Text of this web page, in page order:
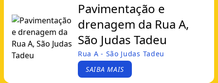
Pavimentação e
drenagem da Rua A,
São Judas Tadeu
Rua A - São Judas Tadeu
SAIBA MAIS